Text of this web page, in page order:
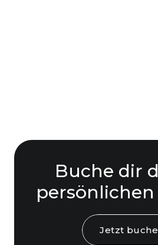
Buche dir
Jetzt